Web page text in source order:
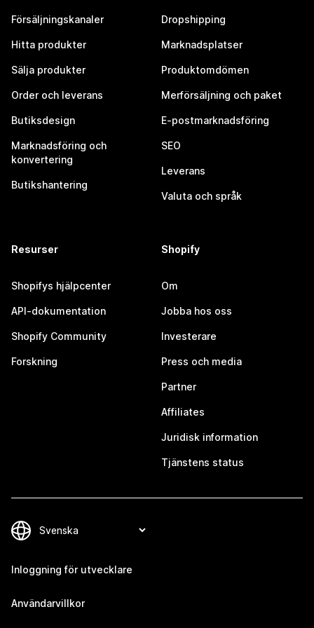
Försäljningskanaler
Hitta produkter
Sälja produkter
Order och leverans
Butiksdesign
Marknadsföring och
konvertering
Butikshantering
Dropshipping
Marknadsplatser
Produktomdömen
Merförsäljning och paket
E-postmarknadsföring
SEO
Leverans
Valuta och språk
Resurser
Shopifys hjälpcenter
API-dokumentation
Shopify Community
Forskning
Shopify
Om
Jobba hos oss
Investerare
Press och media
Partner
Affiliates
Juridisk information
Tjänstens status
Inloggning för utvecklare
Användarvillkor